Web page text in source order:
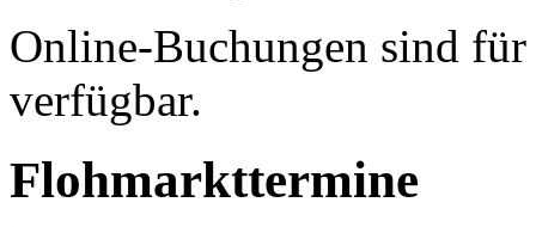
Online-Buchungen sind
verfügbar.
Flohmarkttermine